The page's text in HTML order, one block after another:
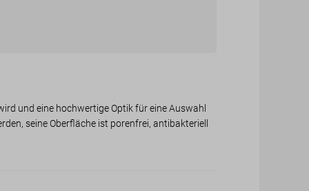
und eine hochwertige Optik für eine Auswahl
seine Oberfläche ist porenfrei, antibakteriell